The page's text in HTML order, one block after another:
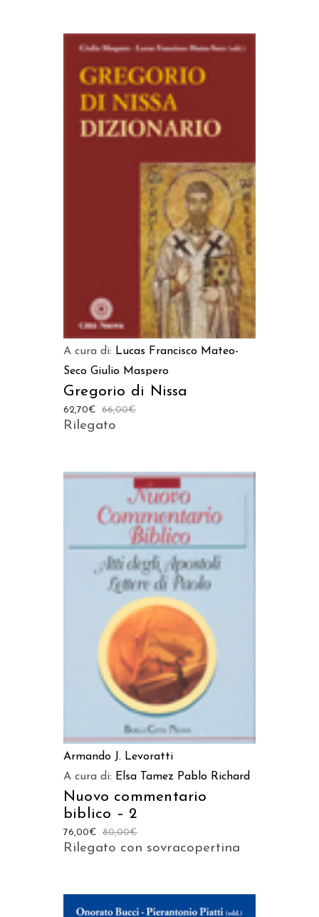
AGGIUNGI AL CARRELLO
A cura di: Lucas Francisco Mateo-
Seco Giulio Maspero
Gregorio di Nissa
66,00€
62,70€
Rilegato
AGGIUNGI AL CARRELLO
Armando J. Levoratti
A cura di: Elsa Tamez Pablo Richard
Nuovo commentario
biblico – 2
80,00€
76,00€
Rilegato con sovracopertina